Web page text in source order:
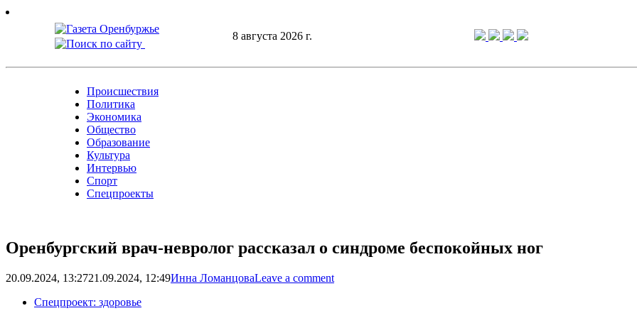
Skip
8 августа 2026 г.
Происшествия
Политика
Экономика
Общество
Образование
Культура
Интервью
Спорт
Спецпроекты
Оренбургский врач-невролог рассказал о синдроме беспокойных ног
20.09.2024, 13:2721.09.2024, 12:49Инна ЛоманцоваLeave a comment
Спецпроект: здоровье